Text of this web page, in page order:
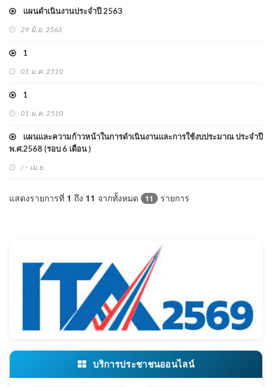
แผนดำเนินงานประจำปี 2563
29 มิ.ย. 2563
1
01 ม.ค. 2510
1
01 ม.ค. 2510
แผนและความก้าวหน้าในการดำเนินงานและการใช้งบประมาณ ประจำปี
พ.ศ.2568 (รอบ 6 เดือน )
/ - เม.ย.
แสดงรายการที่ 1 ถึง 11 จากทั้งหมด 11 รายการ
บริการประชาชนออนไลน์